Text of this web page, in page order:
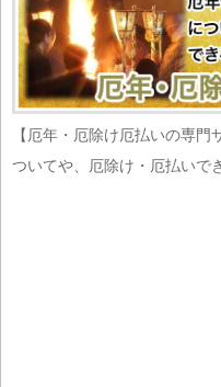
【厄年・厄除け厄払いの専
ついてや、厄除け・厄払いで